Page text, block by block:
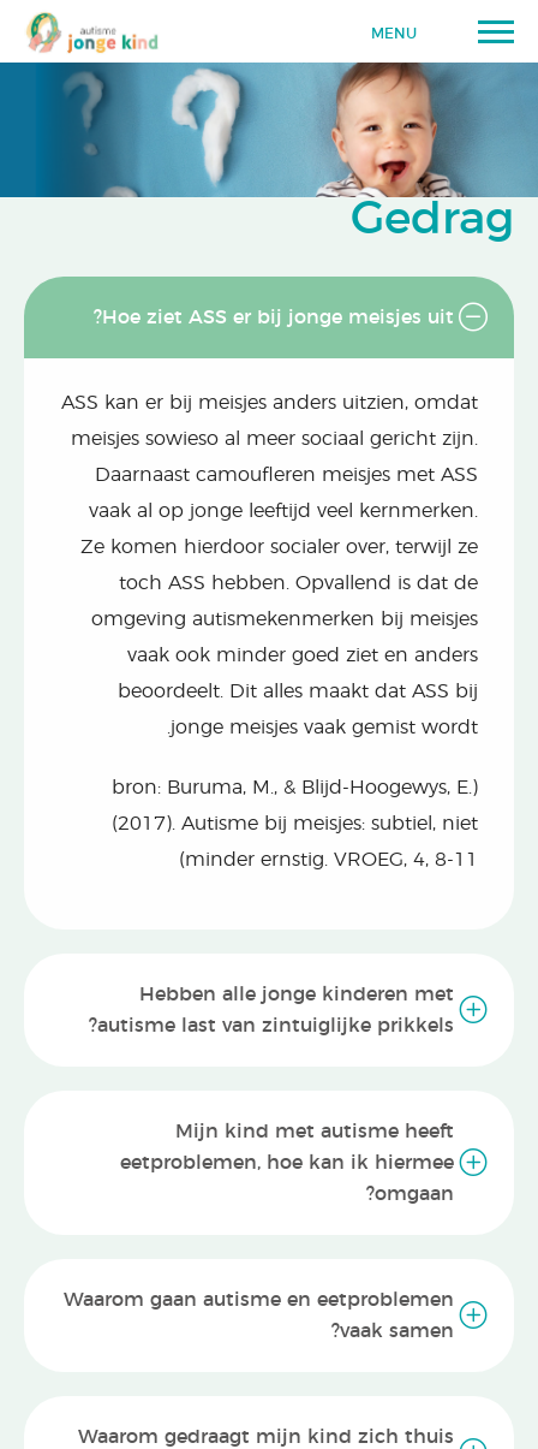
MENU
Gedrag
Hoe ziet ASS er bij jonge meisjes uit?
ASS kan er bij meisjes anders uitzien, omdat
meisjes sowieso al meer sociaal gericht zijn.
Daarnaast camoufleren meisjes met ASS
vaak al op jonge leeftijd veel kernmerken.
Ze komen hierdoor socialer over, terwijl ze
toch ASS hebben. Opvallend is dat de
omgeving autismekenmerken bij meisjes
vaak ook minder goed ziet en anders
beoordeelt. Dit alles maakt dat ASS bij
jonge meisjes vaak gemist wordt.
(bron: Buruma, M., & Blijd-Hoogewys, E.
(2017). Autisme bij meisjes: subtiel, niet
minder ernstig. VROEG, 4, 8-11)
Hebben alle jonge kinderen met
autisme last van zintuiglijke prikkels?
Mijn kind met autisme heeft
eetproblemen, hoe kan ik hiermee
omgaan?
Waarom gaan autisme en eetproblemen
vaak samen?
Waarom gedraagt mijn kind zich thuis